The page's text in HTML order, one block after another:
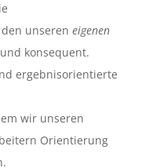
unseren eigenen
konsequent.
ergebnisorientierte
wir unseren
Orientierung